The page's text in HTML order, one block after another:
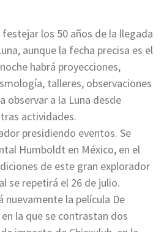
los 50 años de la llegada
aunque la fecha precisa es el
habrá proyecciones,
talleres, observaciones
observar a la Luna desde
actividades.
presidiendo eventos. Se
Humboldt en México, en el
de este gran explorador
se repetirá el 26 de julio.
nuevamente la película De
la que se contrastan dos